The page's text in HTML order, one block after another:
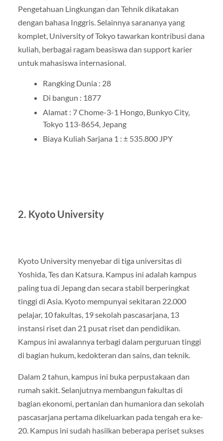
Pengetahuan Lingkungan dan Tehnik dikatakan
dengan bahasa Inggris. Selainnya sarananya yang
komplet, University of Tokyo tawarkan kontribusi dana
kuliah, berbagai ragam beasiswa dan support karier
untuk mahasiswa internasional.
Rangking Dunia : 28
Di bangun : 1877
Alamat : 7 Chome-3-1 Hongo, Bunkyo City,
Tokyo 113-8654, Jepang
Biaya Kuliah Sarjana 1 : ± 535.800 JPY
2. Kyoto University
Kyoto University menyebar di tiga universitas di
Yoshida, Tes dan Katsura. Kampus ini adalah kampus
paling tua di Jepang dan secara stabil berperingkat
tinggi di Asia. Kyoto mempunyai sekitaran 22.000
pelajar, 10 fakultas, 19 sekolah pascasarjana, 13
instansi riset dan 21 pusat riset dan pendidikan.
Kampus ini awalannya terbagi dalam perguruan tinggi
di bagian hukum, kedokteran dan sains, dan teknik.
Dalam 2 tahun, kampus ini buka perpustakaan dan
rumah sakit. Selanjutnya membangun fakultas di
bagian ekonomi, pertanian dan humaniora dan sekolah
pascasarjana pertama dikeluarkan pada tengah era ke-
20. Kampus ini sudah hasilkan beberapa periset sukses